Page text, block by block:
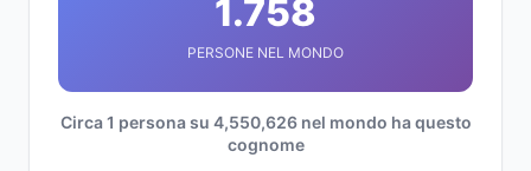
1.758
PERSONE NEL MONDO
Circa 1 persona su 4,550,626 nel mondo ha questo
cognome